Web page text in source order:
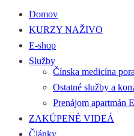
Domov
KURZY NAŽIVO
E-shop
Služby
Čínska medicína
Ostatné služby a
Prenájom apartmán
ZAKÚPENÉ VIDEÁ
Články